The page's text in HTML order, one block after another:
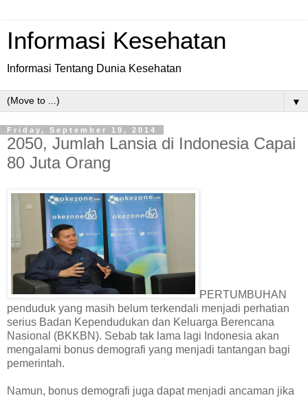
Informasi Kesehatan
Informasi Tentang Dunia Kesehatan
▼
Friday, September 19, 2014
2050, Jumlah Lansia di Indonesia Capai
80 Juta Orang
PERTUMBUHAN
penduduk yang masih belum terkendali menjadi perhatian
serius Badan Kependudukan dan Keluarga Berencana
Nasional (BKKBN). Sebab tak lama lagi Indonesia akan
mengalami bonus demografi yang menjadi tantangan bagi
pemerintah.
Namun, bonus demografi juga dapat menjadi ancaman jika